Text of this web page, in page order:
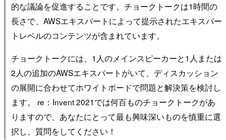
的な議論を促進することです。チョークトークは1時間の
長さで、AWSエキスパートによって提示されたエキスパー
トレベルのコンテンツが含まれています。
チョークトークには、1人のメインスピーカーと1人または
2人の追加のAWSエキスパートがいて、ディスカッション
の展開に合わせてホワイトボードで問題と解決策を検討し
ます。 re：Invent 2021では何百ものチョークトークがあ
りますので、あなたにとって最も興味深いものを慎重に選
択し、質問をしてください！